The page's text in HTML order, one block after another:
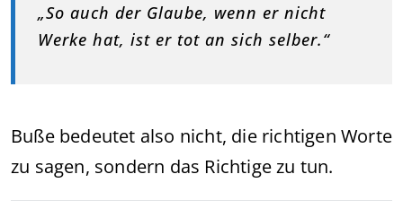
„So auch der Glaube, wenn er nicht
Werke hat, ist er tot an sich selber.“
Buße bedeutet also nicht, die richtigen Worte
zu sagen, sondern das Richtige zu tun.